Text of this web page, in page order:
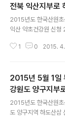
전북 익산지부로
2015년도 한국산원
익산 약초건강원 신
1 0 2015.
2015년 5월 1일
강원도 양구지부
2015년도 한국산원
도 양구지역 하도산삼